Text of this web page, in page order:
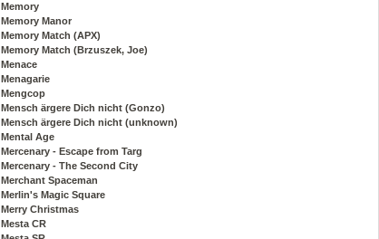
Memory
Memory Manor
Memory Match (APX)
Memory Match (Brzuszek, Joe)
Menace
Menagarie
Mengcop
Mensch ärgere Dich nicht (Gonzo)
Mensch ärgere Dich nicht (unknown)
Mental Age
Mercenary - Escape from Targ
Mercenary - The Second City
Merchant Spaceman
Merlin's Magic Square
Merry Christmas
Mesta CR